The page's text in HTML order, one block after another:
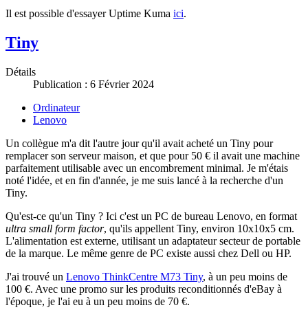
Il est possible d'essayer Uptime Kuma ici.
Tiny
Détails
Publication : 6 Février 2024
Ordinateur
Lenovo
Un collègue m'a dit l'autre jour qu'il avait acheté un Tiny pour
remplacer son serveur maison, et que pour 50 € il avait une machine
parfaitement utilisable avec un encombrement minimal. Je m'étais
noté l'idée, et en fin d'année, je me suis lancé à la recherche d'un
Tiny.
Qu'est-ce qu'un Tiny ? Ici c'est un PC de bureau Lenovo, en format
ultra small form factor, qu'ils appellent Tiny, environ 10x10x5 cm.
L'alimentation est externe, utilisant un adaptateur secteur de portable
de la marque. Le même genre de PC existe aussi chez Dell ou HP.
J'ai trouvé un Lenovo ThinkCentre M73 Tiny, à un peu moins de
100 €. Avec une promo sur les produits reconditionnés d'eBay à
l'époque, je l'ai eu à un peu moins de 70 €.